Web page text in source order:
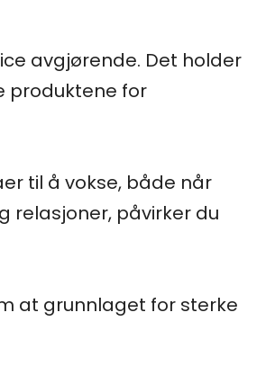
avgjørende. Det holder
produktene for
til å vokse, både når
relasjoner, påvirker du
at grunnlaget for sterke